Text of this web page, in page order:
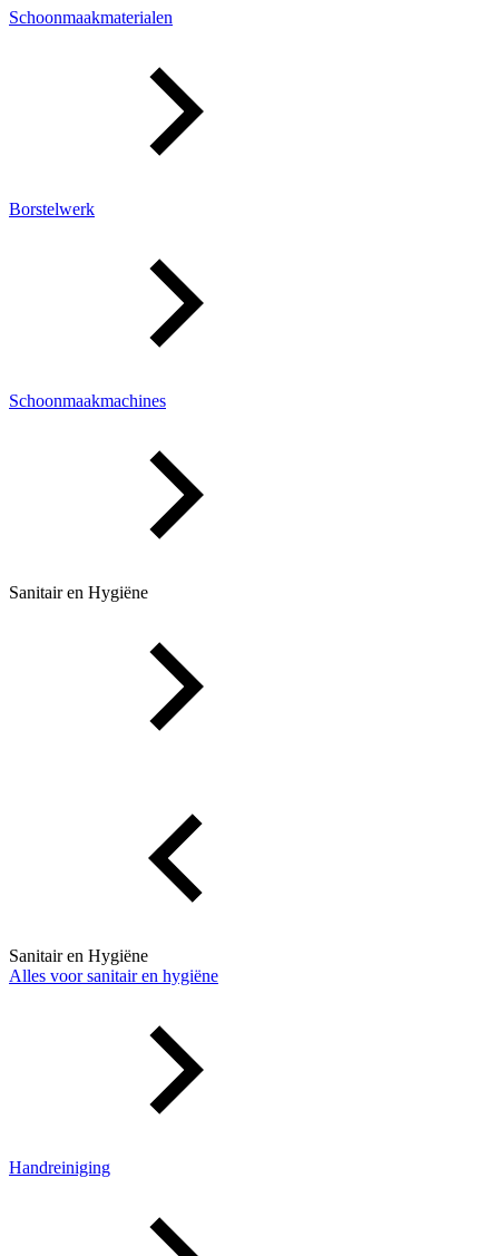
Schoonmaakmaterialen
Borstelwerk
Schoonmaakmachines
Sanitair en Hygiëne
Sanitair en Hygiëne
Alles voor sanitair en hygiëne
Handreiniging